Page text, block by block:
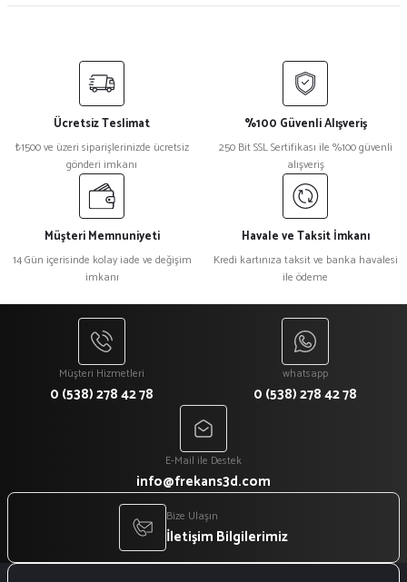
Ücretsiz Teslimat
₺1500 ve üzeri siparişlerinizde ücretsiz
gönderi imkanı
%100 Güvenli Alışveriş
250 Bit SSL Sertifikası ile %100 güvenli
alışveriş
Müşteri Memnuniyeti
14 Gün içerisinde kolay iade ve değişim
imkanı
Havale ve Taksit İmkanı
Kredi kartınıza taksit ve banka havalesi
ile ödeme
Müşteri Hizmetleri
0 (538) 278 42 78
whatsapp
0 (538) 278 42 78
E-Mail ile Destek
info@frekans3d.com
Bize Ulaşın
İletişim Bilgilerimiz